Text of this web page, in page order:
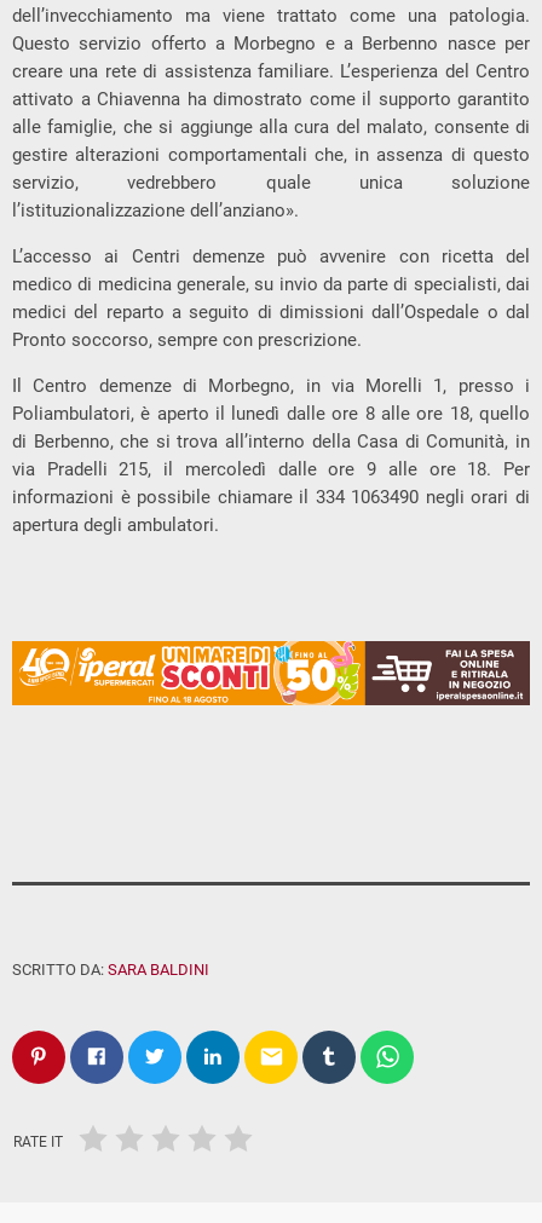
dell’invecchiamento ma viene trattato come una patologia.
Questo servizio offerto a Morbegno e a Berbenno nasce per
creare una rete di assistenza familiare. L’esperienza del Centro
attivato a Chiavenna ha dimostrato come il supporto garantito
alle famiglie, che si aggiunge alla cura del malato, consente di
gestire alterazioni comportamentali che, in assenza di questo
servizio, vedrebbero quale unica soluzione
l’istituzionalizzazione dell’anziano».
L’accesso ai Centri demenze può avvenire con ricetta del
medico di medicina generale, su invio da parte di specialisti, dai
medici del reparto a seguito di dimissioni dall’Ospedale o dal
Pronto soccorso, sempre con prescrizione.
Il Centro demenze di Morbegno, in via Morelli 1, presso i
Poliambulatori, è aperto il lunedì dalle ore 8 alle ore 18, quello
di Berbenno, che si trova all’interno della Casa di Comunità, in
via Pradelli 215, il mercoledì dalle ore 9 alle ore 18. Per
informazioni è possibile chiamare il 334 1063490 negli orari di
apertura degli ambulatori.
SCRITTO DA: SARA BALDINI
email
RATE IT